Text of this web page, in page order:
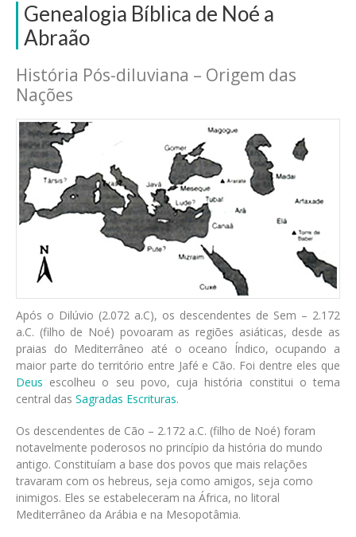
Genealogia Bíblica de Noé a
Abraão
História Pós-diluviana – Origem das
Nações
Após o Dilúvio (2.072 a.C), os descendentes de Sem – 2.172
a.C. (filho de Noé) povoaram as regiões asiáticas, desde as
praias do Mediterrâneo até o oceano Índico, ocupando a
maior parte do território entre Jafé e Cão. Foi dentre eles que
Deus escolheu o seu povo, cuja história constitui o tema
central das Sagradas Escrituras.
Os descendentes de Cão – 2.172 a.C. (filho de Noé) foram
notavelmente poderosos no princípio da história do mundo
antigo. Constituíam a base dos povos que mais relações
travaram com os hebreus, seja como amigos, seja como
inimigos. Eles se estabeleceram na África, no litoral
Mediterrâneo da Arábia e na Mesopotâmia.